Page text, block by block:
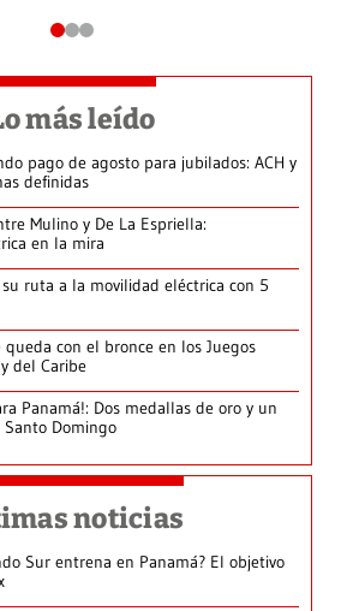
más leído
pago de agosto para jubilados: ACH y
definidas
Mulino y De La Espriella:
en la mira
ruta a la movilidad eléctrica con 5
queda con el bronce en los Juegos
del Caribe
Panamá!: Dos medallas de oro y un
Domingo
noticias
Sur entrena en Panamá? El objetivo